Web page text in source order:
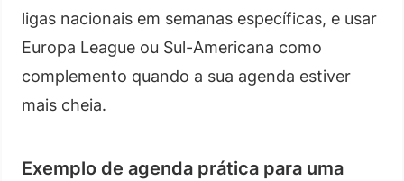
ligas nacionais em semanas específicas, e usar
Europa League ou Sul-Americana como
complemento quando a sua agenda estiver
mais cheia.
Exemplo de agenda prática para uma